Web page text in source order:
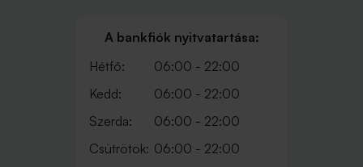
A bankfiók nyitvatartása:
Hétfő:
06:00 - 22:00
Kedd:
06:00 - 22:00
Szerda:
06:00 - 22:00
Csütrötök: 06:00 - 22:00